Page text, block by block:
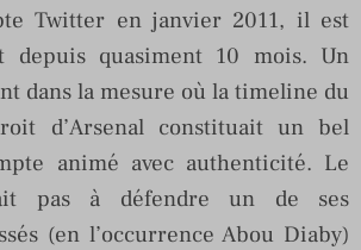
Twitter en janvier 2011, il est
depuis quasiment 10 mois. Un
dans la mesure où la timeline du
d’Arsenal constituait un bel
animé avec authenticité. Le
pas à défendre un de ses
(en l’occurrence Abou Diaby)